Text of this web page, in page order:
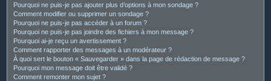
Pourquoi ne puis-je pas ajouter plus d’options à mon sondage ?
Comment modifier ou supprimer un sondage ?
Pourquoi ne puis-je pas accéder à un forum ?
Pourquoi ne puis-je pas joindre des fichiers à mon message ?
Pourquoi ai-je reçu un avertissement ?
Comment rapporter des messages à un modérateur ?
À quoi sert le bouton « Sauvegarder » dans la page de rédaction de message ?
Pourquoi mon message doit être validé ?
Comment remonter mon sujet ?